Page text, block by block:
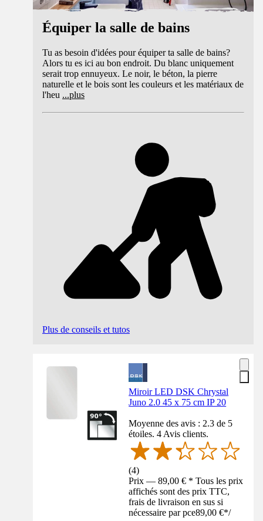
Équiper la salle de bains
Tu as besoin d'idées pour équiper ta salle de bains?
Alors tu es ici au bon endroit. Du blanc uniquement
serait trop ennuyeux. Le noir, le béton, la pierre
naturelle et le bois sont les couleurs et les matériaux de
l'heu ...plus
Plus de conseils et tutos
Miroir LED DSK Chrystal
Juno 2.0 45 x 75 cm IP 20
Moyenne des avis : 2.3 de 5
étoiles. 4 Avis clients.
(4)
Prix — 89,00 € * Tous les prix
affichés sont des prix TTC,
frais de livraison en sus si
nécessaire par pce89,00 €*/